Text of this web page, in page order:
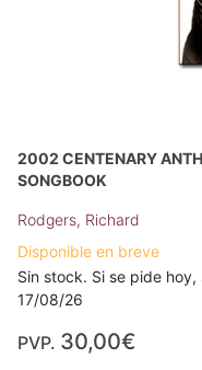
2002 CENTENARY
SONGBOOK
Rodgers, Richard
Disponible en breve
Sin stock. Si se pide
17/08/26
PVP. 30,00€